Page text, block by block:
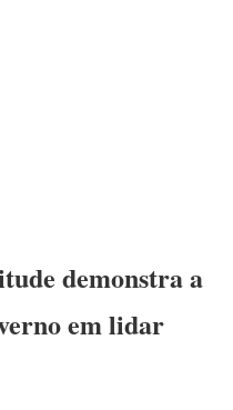
demonstra a
em lidar